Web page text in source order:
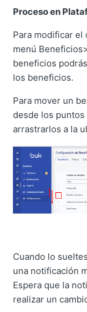
Proceso en
Para modificar
menú
beneficios
los beneficios.
Para mover un
desde los
arrastrarlos a la
Cuando lo
una notificación
Espera que la
realizar un